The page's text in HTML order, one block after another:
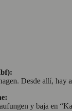
Desde allí, hay
y baja en